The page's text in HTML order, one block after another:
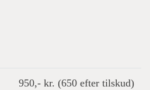
950,- kr. (650 efter tilskud)